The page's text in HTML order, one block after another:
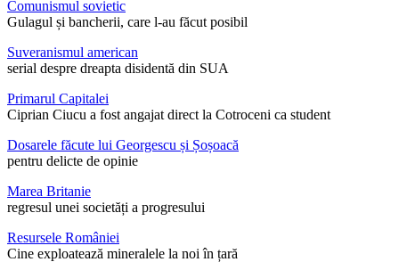
Comunismul sovietic
Gulagul și bancherii, care l-au făcut posibil
Suveranismul american
serial despre dreapta disidentă din SUA
Primarul Capitalei
Ciprian Ciucu a fost angajat direct la Cotroceni ca student
Dosarele făcute lui Georgescu și Șoșoacă
pentru delicte de opinie
Marea Britanie
regresul unei societăți a progresului
Resursele României
Cine exploatează mineralele la noi în țară